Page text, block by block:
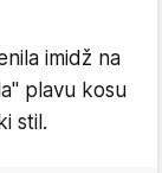
imidž na
plavu kosu
stil.